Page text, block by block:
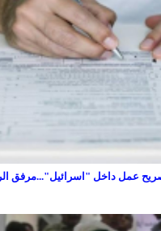
عمل داخل "اسرائيل"...مرفق